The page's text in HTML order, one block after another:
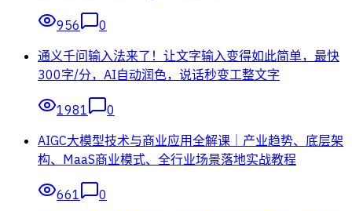
956
0
通义千问输入法来了！让文字输入变得如此简单，最快
300字/分，AI自动润色，说话秒变工整文字
1981
0
AIGC大模型技术与商业应用全解课｜产业趋势、底层架
构、MaaS商业模式、全行业场景落地实战教程
661
0